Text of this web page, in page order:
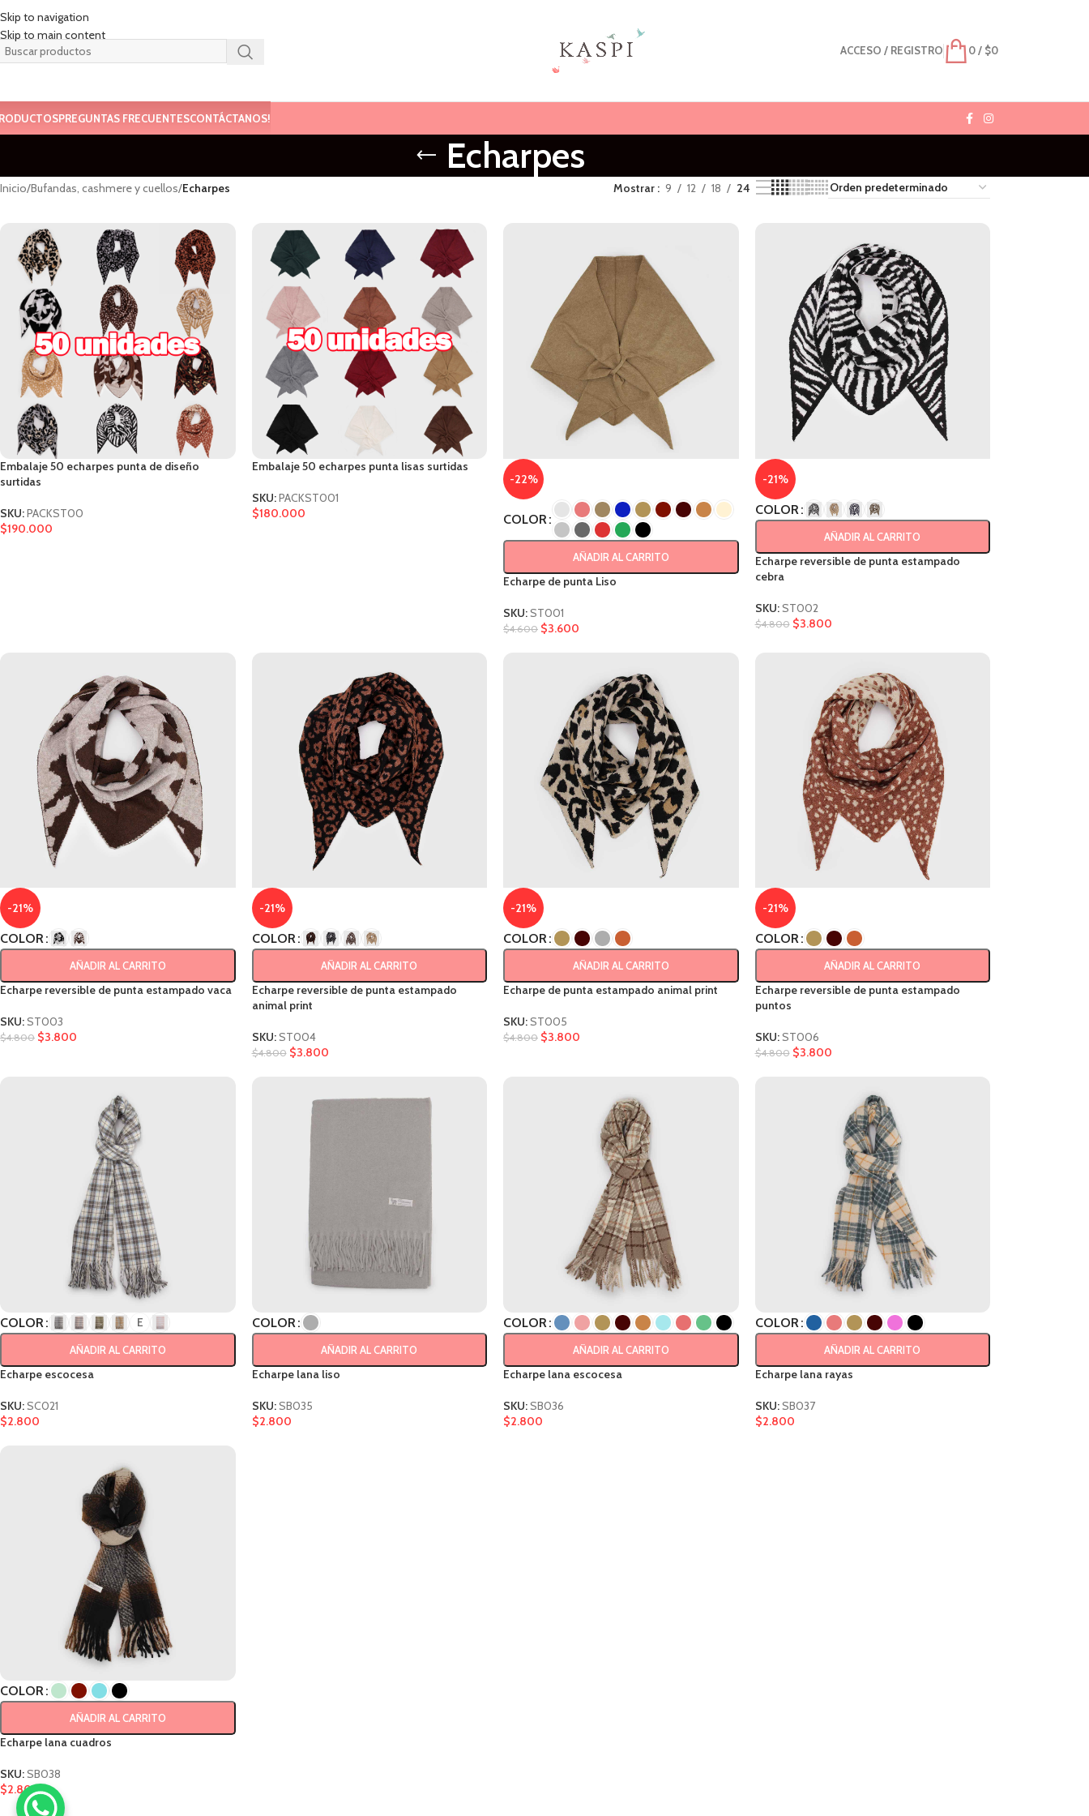
Skip to navigation
Skip to main content
ACCESO / REGISTRO 0/ $0
PREGUNTAS FRECUENTESCONTÁCTANOS!
Echarpes
Inicio/Bufandas, cashmere y cuellos/Echarpes Mostrar 9 12 18 24
Embalaje 50 echarpes punta de diseño
surtidas
SKU:PACKST00
$190.000
Embalaje 50 echarpes punta lisas surtidas
SKU:PACKST001
$180.000
-22%
COLOR
AÑADIR AL CARRITO
Echarpe de punta Liso
SKU:ST001
$4.600 $3.600
-21%
COLOR
AÑADIR AL CARRITO
Echarpe reversible de punta estampado
cebra
SKU:ST002
$4.800 $3.800
-21%
COLOR
AÑADIR AL CARRITO
Echarpe reversible de punta estampado vaca
SKU:ST003
$4.800 $3.800
-21%
COLOR
AÑADIR AL CARRITO
Echarpe reversible de punta estampado
animal print
SKU:ST004
$4.800 $3.800
-21%
COLOR
AÑADIR AL CARRITO
Echarpe de punta estampado animal print
SKU:ST005
$4.800 $3.800
-21%
COLOR
AÑADIR AL CARRITO
Echarpe reversible de punta estampado
puntos
SKU:ST006
$4.800 $3.800
COLOR E
AÑADIR AL CARRITO
Echarpe escocesa
SKU:SC021
$2.800
COLOR
AÑADIR AL CARRITO
Echarpe lana liso
SKU:SB035
$2.800
COLOR
AÑADIR AL CARRITO
Echarpe lana escocesa
SKU:SB036
$2.800
COLOR
AÑADIR AL CARRITO
Echarpe lana rayas
SKU:SB037
$2.800
COLOR
AÑADIR AL CARRITO
Echarpe lana cuadros
SKU:SB038
$2.800